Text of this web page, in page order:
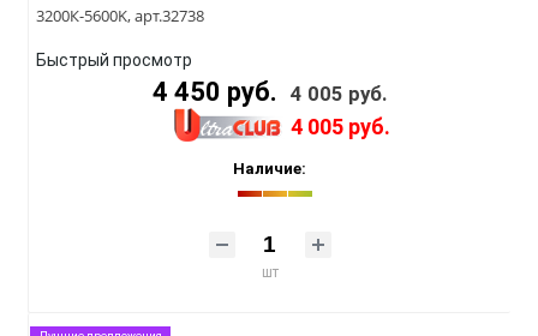
3200К-5600K, арт.32738
Быстрый просмотр
4 450 руб. 4 005 руб.
4 005 руб.
Наличие:
шт